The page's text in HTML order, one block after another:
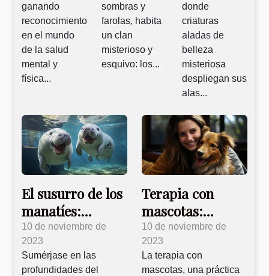
ganando
reconocimiento
en el mundo
de la salud
mental y
física...
sombras y
farolas, habita
un clan
misterioso y
esquivo: los...
donde
criaturas
aladas de
belleza
misteriosa
despliegan sus
alas...
El susurro de los
manatíes:
Comunicación
subacuática
revelada
10 de noviembre de
2023
Sumérjase en las
profundidades del
Terapia con
mascotas:
Sanando con
amor animal
10 de noviembre de
2023
La terapia con
mascotas, una práctica